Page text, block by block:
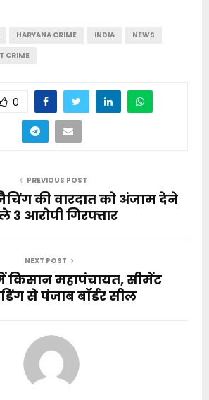
HARYANA CRIME INDIA
NEWS
CRIME
0
PREVIOUS POST
की वारदात को अंजाम देने
3 आरोपी गिरफ्तार
NEXT POST
किसान महापंचायत, सीमेंट
से पंजाब बॉर्डर सील